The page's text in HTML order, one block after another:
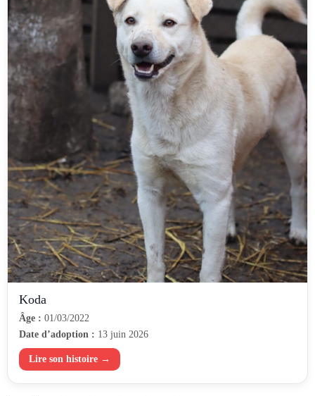
Koda
Âge : 01/03/2022
Date d’adoption : 13 juin 2026
Lire son histoire →